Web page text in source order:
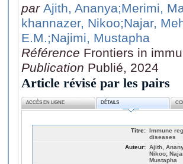
par Ajith, Ananya;Merimi,
khannazer, Nikoo;Najar,
E.M.;Najimi, Mustapha
Référence Frontiers in
Publication Publié, 2024
Article révisé par les pairs
ACCÈS EN LIGNE DÉTAILS
Titre: Immune
diseases
Auteur: Ajith,
Nikoo;
Mustapha